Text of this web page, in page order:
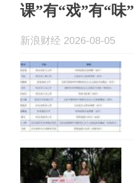
课”有“戏”有“味”
新浪财经 2026-08-05